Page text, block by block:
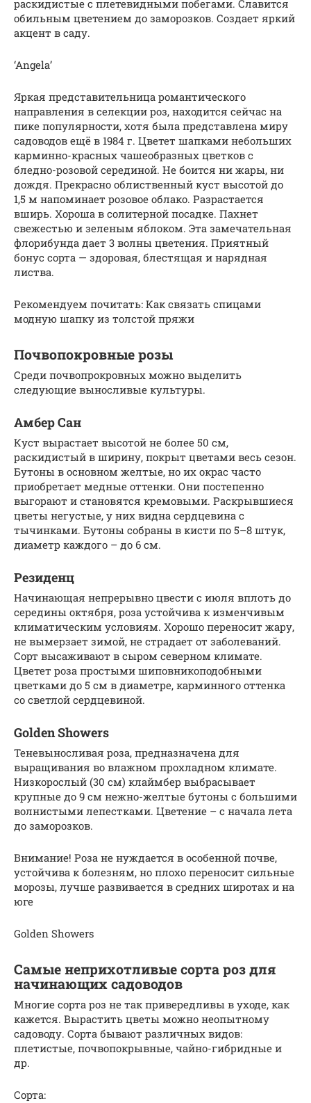
раскидистые с плетевидными побегами. Славится
обильным цветением до заморозков. Создает яркий
акцент в саду.
‘Angela’
Яркая представительница романтического
направления в селекции роз, находится сейчас на
пике популярности, хотя была представлена миру
садоводов ещё в 1984 г. Цветет шапками небольших
карминно-красных чашеобразных цветков с
бледно-розовой серединой. Не боится ни жары, ни
дождя. Прекрасно облиственный куст высотой до
1,5 м напоминает розовое облако. Разрастается
вширь. Хороша в солитерной посадке. Пахнет
свежестью и зеленым яблоком. Эта замечательная
флорибунда дает 3 волны цветения. Приятный
бонус сорта — здоровая, блестящая и нарядная
листва.
Рекомендуем почитать: Как связать спицами
модную шапку из толстой пряжи
Почвопокровные розы
Среди почвопрокровных можно выделить
следующие выносливые культуры.
Амбер Сан
Куст вырастает высотой не более 50 см,
раскидистый в ширину, покрыт цветами весь сезон.
Бутоны в основном желтые, но их окрас часто
приобретает медные оттенки. Они постепенно
выгорают и становятся кремовыми. Раскрывшиеся
цветы негустые, у них видна сердцевина с
тычинками. Бутоны собраны в кисти по 5–8 штук,
диаметр каждого – до 6 см.
Резиденц
Начинающая непрерывно цвести с июля вплоть до
середины октября, роза устойчива к изменчивым
климатическим условиям. Хорошо переносит жару,
не вымерзает зимой, не страдает от заболеваний.
Сорт высаживают в сыром северном климате.
Цветет роза простыми шиповникоподобными
цветками до 5 см в диаметре, карминного оттенка
со светлой сердцевиной.
Golden Showers
Теневыносливая роза, предназначена для
выращивания во влажном прохладном климате.
Низкорослый (30 см) клаймбер выбрасывает
крупные до 9 см нежно-желтые бутоны с большими
волнистыми лепестками. Цветение – с начала лета
до заморозков.
Внимание! Роза не нуждается в особенной почве,
устойчива к болезням, но плохо переносит сильные
морозы, лучше развивается в средних широтах и на
юге
Golden Showers
Самые неприхотливые сорта роз для
начинающих садоводов
Многие сорта роз не так привередливы в уходе, как
кажется. Вырастить цветы можно неопытному
садоводу. Сорта бывают различных видов:
плетистые, почвопокрывные, чайно-гибридные и
др.
Сорта: